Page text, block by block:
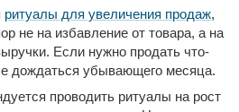
ритуалы для увеличения продаж,
не на избавление от товара, а на
Если нужно продать что-
дождаться убывающего месяца.
проводить ритуалы на рост